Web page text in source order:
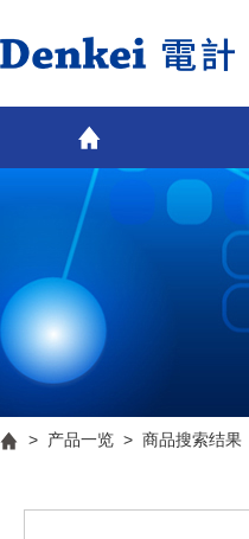
> 产品一览 > 商品搜索结果